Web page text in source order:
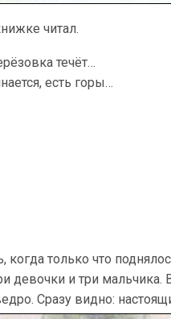
читал.
течёт…
есть горы…
только что
девочки и три
Сразу видно: